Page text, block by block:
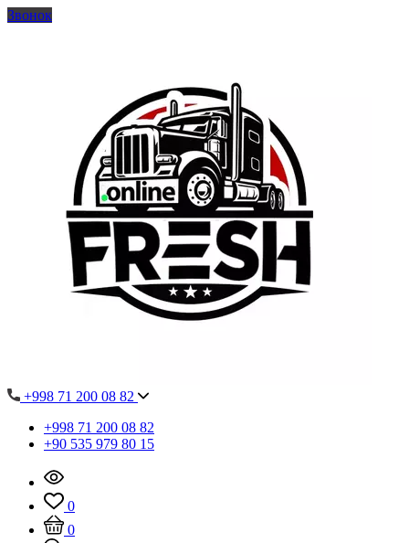
Звонок
+998 71 200 08 82
+998 71 200 08 82
+90 535 979 80 15
0
0